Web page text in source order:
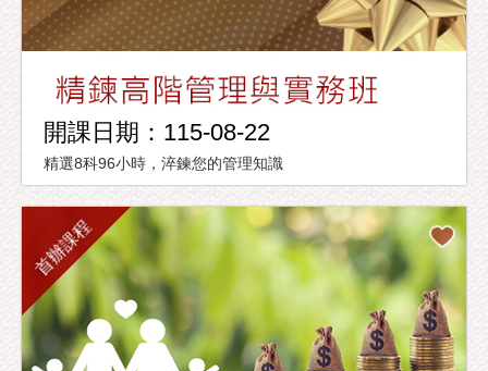
開課日期：115-08-22
精選8科96小時，淬鍊您的管理知識
首辦課程